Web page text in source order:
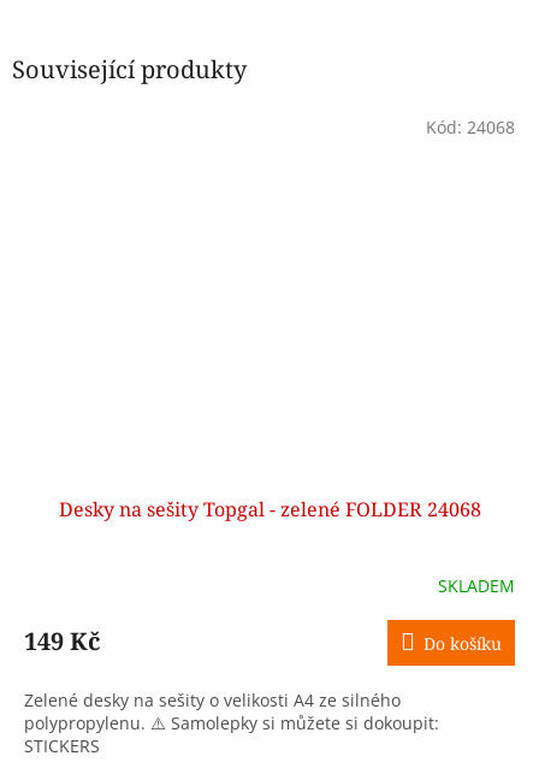
Související produkty
Desky na sešity Topgal - zelené FOLDER 24068
SKLADEM
149 Kč Do košíku
Zelené desky na sešity o velikosti A4 ze silného
polypropylenu. ⚠️ Samolepky si můžete si dokoupit:
STICKERS
Kód: 24068